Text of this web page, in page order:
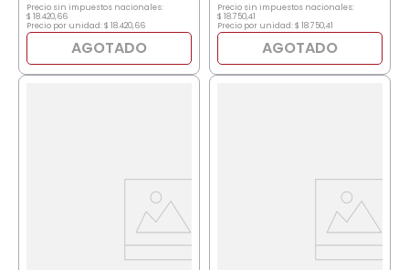
Precio sin impuestos nacionales:
$ 18.420,66
Precio por unidad: $ 18.420,66
AGOTADO
Precio sin impuestos nacionales:
$ 18.750,41
Precio por unidad:$ 18.750,41
AGOTADO